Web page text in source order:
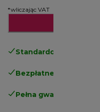
*wliczając VAT
Standardowa
Bezpłatne zwroty
Pełna gwarancja